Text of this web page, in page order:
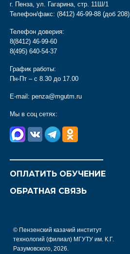
г. Пенза, ул. Гагарина, стр. 11Ш/1
Телефон/факс: (8412) 46-99-88 (доб 208)
Телефон доверия:
8(8412) 46-99-60
8(495) 640-54-37
График работы:
Пн-Пт – с 8.30 до 17.00
E-mail: penza@mgutm.ru
Мы в соц сетях:
ОПЛАТИТЬ ОБУЧЕНИЕ
ОБРАТНАЯ СВЯЗЬ
© Пензенский казачий институт
технологий (филиал) МГУТУ им. К.Г.
Разумовского, 2026.